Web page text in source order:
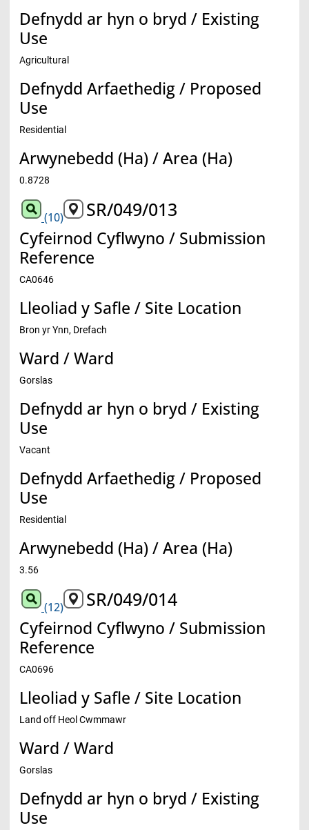
Defnydd ar hyn o bryd / Existing
Use
Agricultural
Defnydd Arfaethedig / Proposed
Use
Residential
Arwynebedd (Ha) / Area (Ha)
0.8728
(10) SR/049/013
Cyfeirnod Cyflwyno / Submission
Reference
CA0646
Lleoliad y Safle / Site Location
Bron yr Ynn, Drefach
Ward / Ward
Gorslas
Defnydd ar hyn o bryd / Existing
Use
Vacant
Defnydd Arfaethedig / Proposed
Use
Residential
Arwynebedd (Ha) / Area (Ha)
3.56
(12) SR/049/014
Cyfeirnod Cyflwyno / Submission
Reference
CA0696
Lleoliad y Safle / Site Location
Land off Heol Cwmmawr
Ward / Ward
Gorslas
Defnydd ar hyn o bryd / Existing
Use